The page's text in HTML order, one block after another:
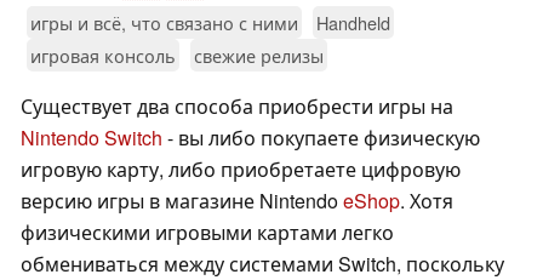
игры и всё, что связано с ними
Handheld
игровая консоль
свежие релизы
Существует два способа приобрести игры на
Nintendo Switch - вы либо покупаете физическую
игровую карту, либо приобретаете цифровую
версию игры в магазине NintendoeShop. Хотя
физическими игровыми картами легко
обмениваться между системами Switch, поскольку